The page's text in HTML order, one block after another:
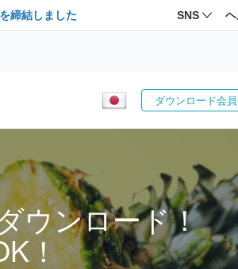
締結しました SNS
ダウンロード会
ウンロード！
！